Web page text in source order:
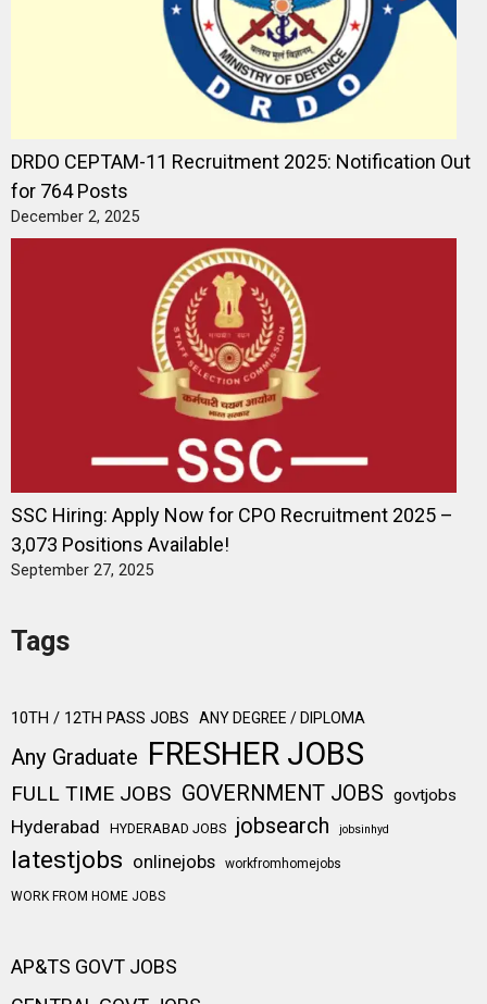
DRDO CEPTAM-11 Recruitment 2025: Notification Out
for 764 Posts
December 2, 2025
SSC Hiring: Apply Now for CPO Recruitment 2025 –
3,073 Positions Available!
September 27, 2025
Tags
10TH / 12TH PASS JOBS ANY DEGREE / DIPLOMA
Any Graduate FRESHER JOBS
FULL TIME JOBS GOVERNMENT JOBS govtjobs
Hyderabad HYDERABAD JOBS jobsearch jobsinhyd
latestjobs onlinejobs workfromhomejobs
WORK FROM HOME JOBS
AP&TS GOVT JOBS